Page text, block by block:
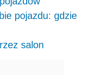
pojazdu: gdzie
salon